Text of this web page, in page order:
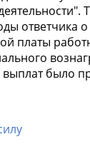
ответчика о
платы
было